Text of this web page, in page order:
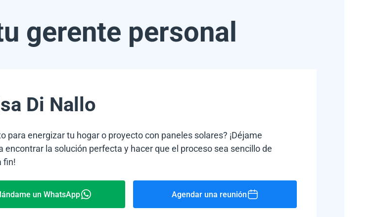
gerente personal
Di Nallo
para energizar tu hogar o proyecto con paneles solares? ¡Déjame
encontrar la solución perfecta y hacer que el proceso sea sencillo de
fin!
un WhatsApp Agendar una reunión